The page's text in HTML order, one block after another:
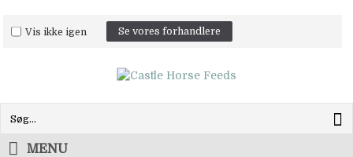
Vis ikke igen Se vores forhandlere
MENU